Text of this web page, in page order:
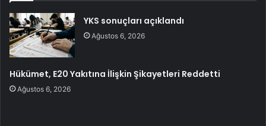
YKS sonuçları açıklandı
Ağustos 6, 2026
Hükümet, E20 Yakıtına İlişkin Şikayetleri Reddetti
Ağustos 6, 2026